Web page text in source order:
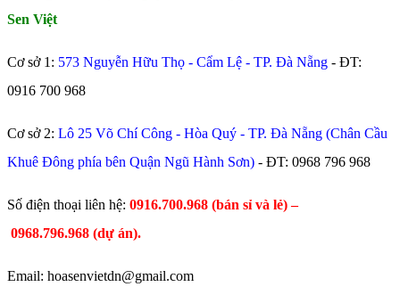
Sen Việt
Cơ sở 1: 573 Nguyễn Hữu Thọ - Cẩm Lệ - TP. Đà Nẵng - ĐT:
0916 700 968
Cơ sở 2: Lô 25 Võ Chí Công - Hòa Quý - TP. Đà Nẵng (Chân Cầu
Khuê Đông phía bên Quận Ngũ Hành Sơn) - ĐT: 0968 796 968
​Số điện thoại liên hệ: 0916.700.968 (bán sỉ và lẻ) –
0968.796.968 (dự án).
Email: hoasenvietdn@gmail.com